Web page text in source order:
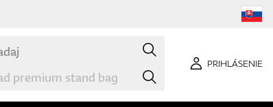
PRIHLÁSENIE